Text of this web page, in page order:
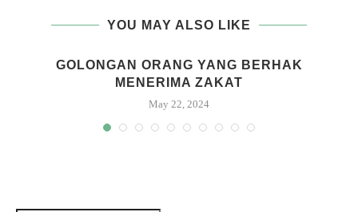
YOU MAY ALSO LIKE
GOLONGAN ORANG YANG BERHAK
MENERIMA ZAKAT
May 22, 2024